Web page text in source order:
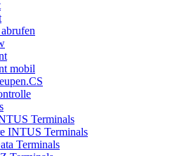
mobil
Terminals
INTUS Terminals
Terminals